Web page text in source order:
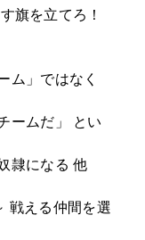
旗を立てろ！
ム」ではなく
ームだ」 とい
隷になる 他
戦える仲間を選